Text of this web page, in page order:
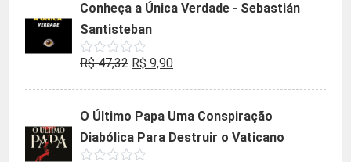
era:
R$ 35,90.
é:
Conheça a Única Verdade - Sebastián
Santisteban
Avaliação
de
R$47,32 O
era:
R$ 47,32.
R$ 9,90O
é:
R$ 9,90.
O Último Papa Uma Conspiração
Diabólica Para Destruir o Vaticano